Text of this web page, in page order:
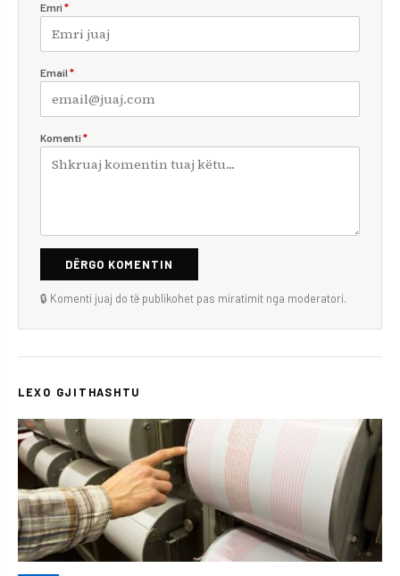
Emri *
Email *
Komenti *
DËRGO KOMENTIN
🔒 Komenti juaj do të publikohet pas miratimit nga moderatori.
LEXO GJITHASHTU